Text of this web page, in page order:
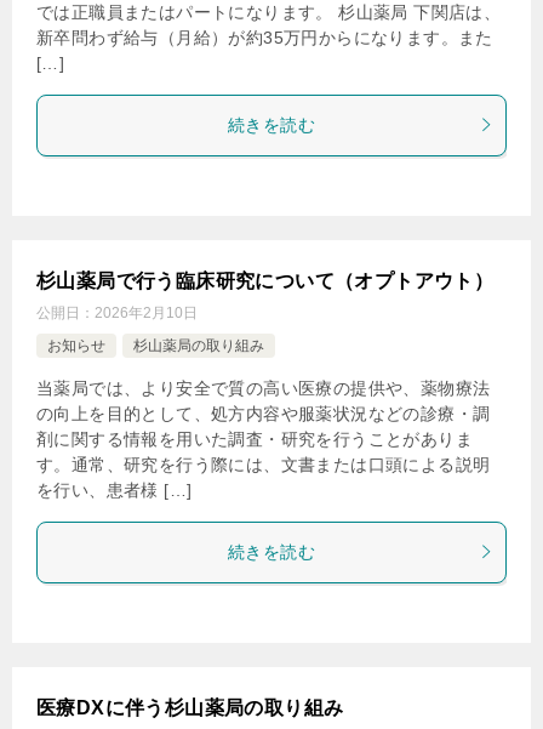
た。
▶︎2024年11月26日
日経DI onlineにて、 「フェニトイン服用中に出されたクラ
」が掲載されました。
た。
ツボにて、 「インフルエンザ（前編）」が掲載されまし
た。
▶︎2024年8月1日
ツボにて、 「帯状疱疹（後編）」が掲載されました。
▶︎2024年7月3日
では正職員またはパートになります。 杉山薬局 下関店は、
新卒問わず給与（月給）が約35万円からになります。また
[…]
続きを読む
杉山薬局で行う臨床研究について（オプトアウト）
公開日： 2026年2月10日
お知らせ
杉山薬局の取り組み
当薬局では、より安全で質の高い医療の提供や、薬物療法
の向上を目的として、処方内容や服薬状況などの診療・調
剤に関する情報を用いた調査・研究を行うことがありま
す。通常、研究を行う際には、文書または口頭による説明
を行い、患者様 […]
続きを読む
医療DXに伴う杉山薬局の取り組み